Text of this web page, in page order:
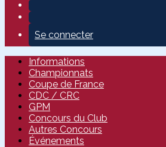
Se connecter
Informations
Championnats
Coupe de France
CDC / CRC
GPM
Concours du Club
Autres Concours
Événements